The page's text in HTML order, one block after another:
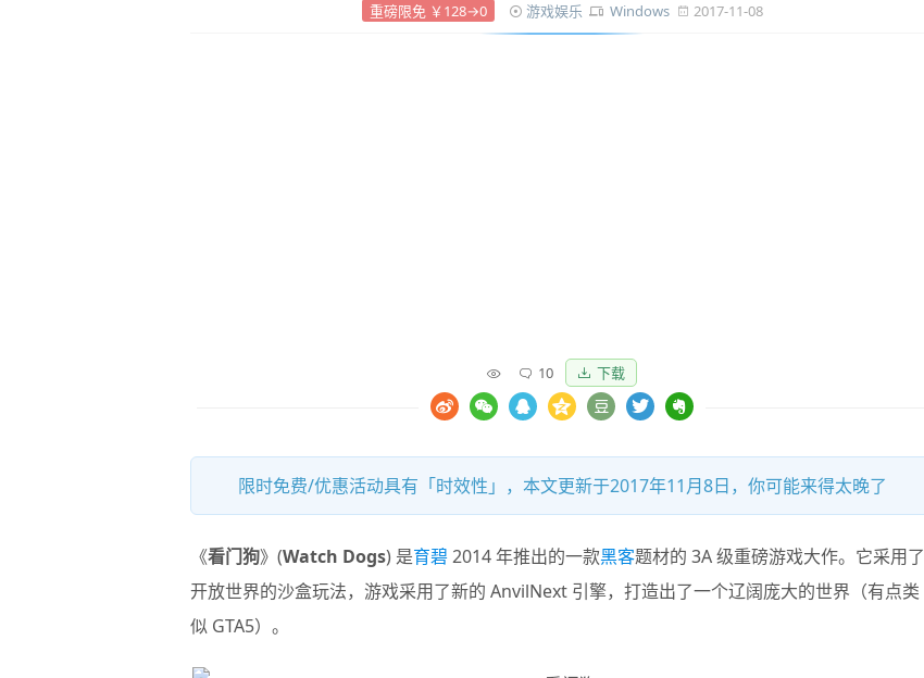
重磅限免 ￥128→0 游戏娱乐 Windows 2017-11-08
10 下载
限时免费/优惠活动具有「时效性」，本文更新于2017年11月8日，你可能来得太晚了
《看门狗》(Watch Dogs) 是育碧2014 年推出的一款黑客题材的 3A 级重磅游戏大作。它采用了
开放世界的沙盒玩法，游戏采用了新的 AnvilNext 引擎，打造出了一个辽阔庞大的世界（有点类
似 GTA5）。